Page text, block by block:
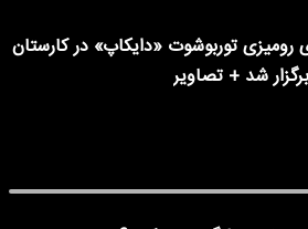
رومیزی توربوشوت «دایکاپ» در کارستان
شد + تصاویر